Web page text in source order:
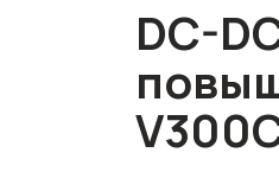
DC-